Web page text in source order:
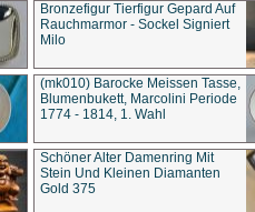
Bronzefigur Tierfigur Gepard Auf
Rauchmarmor - Sockel Signiert
Milo
(mk010) Barocke Meissen Tasse,
Blumenbukett, Marcolini Periode
1774 - 1814, 1. Wahl
Schöner Alter Damenring Mit
Stein Und Kleinen Diamanten
Gold 375